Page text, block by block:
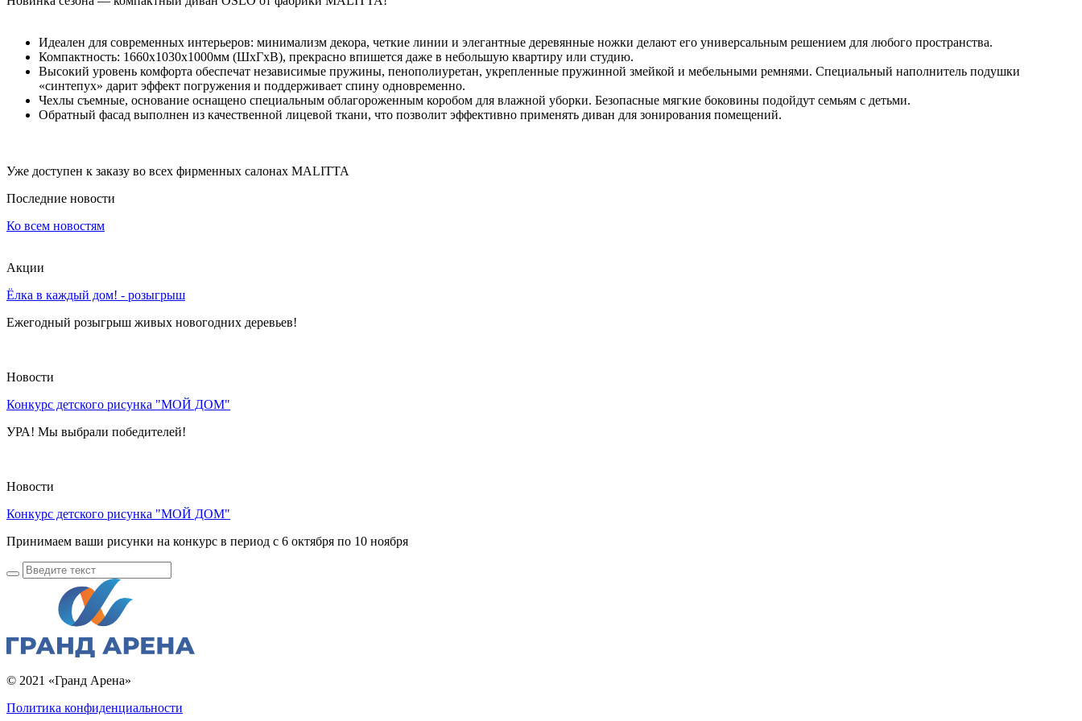
в
Мебельный
Арена.
Купить
мебель
магазинах.
Различные
цены
мебель,
Магазины
Купить
столы,
центре.
Идеален для современных интерьеров: минимализм декора, четкие линии и элегантные деревянные ножки делают его универсальным решением для любого пространства.
Компактность: 1660х1030х1000мм (ШхГхВ), прекрасно впишется даже в небольшую квартиру или студию.
Высокий уровень комфорта обеспечат независимые пружины, пенополиуретан, укрепленные пружинной змейкой и мебельными ремнями. Специальный наполнитель подушки
«синтепух» дарит эффект погружения и поддерживает спину одновременно.
Чехлы съемные, основание оснащено специальным облагороженным коробом для влажной уборки. Безопасные мягкие боковины подойдут семьям с детьми.
Обратный фасад выполнен из качественной лицевой ткани, что позволит эффективно применять диван для зонирования помещений.
Уже доступен к заказу во всех фирменных салонах MALITTA
Последние новости
Ко всем новостям
Акции
Ёлка в каждый дом! - розыгрыш
Ежегодный розыгрыш живых новогодних деревьев!
Новости
Конкурс детского рисунка "МОЙ ДОМ"
УРА! Мы выбрали победителей!
Новости
Конкурс детского рисунка "МОЙ ДОМ"
Принимаем ваши рисунки на конкурс в период с 6 октября по 10 ноября
© 2021 «Гранд Арена»
Политика конфиденциальности